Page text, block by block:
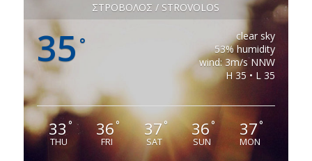
ΣΤΡΟΒΟΛΟΣ / STROVOLOS
35 °
clear sky
53% humidity
wind: 3m/s NNW
H 35 • L 35
33 °
THU
36°
FRI
37°
SAT
36°
SUN
37°
MON